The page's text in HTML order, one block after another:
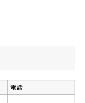
電話